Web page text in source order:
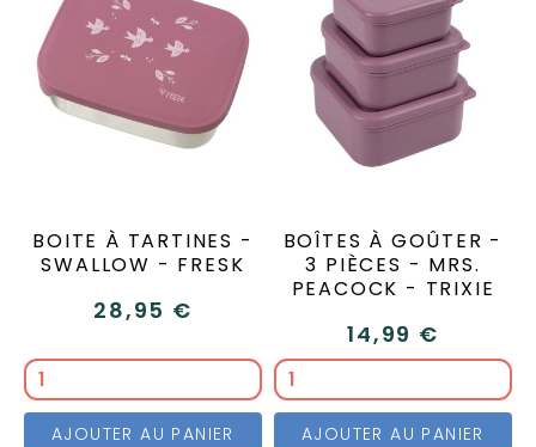
BOITE À TARTINES -
SWALLOW - FRESK
28,95 €
AJOUTER AU PANIER
BOÎTES À GOÛTER -
3 PIÈCES - MRS.
PEACOCK - TRIXIE
14,99 €
AJOUTER AU PANIER